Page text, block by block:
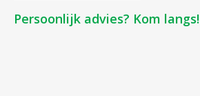
Persoonlijk advies? Kom langs!